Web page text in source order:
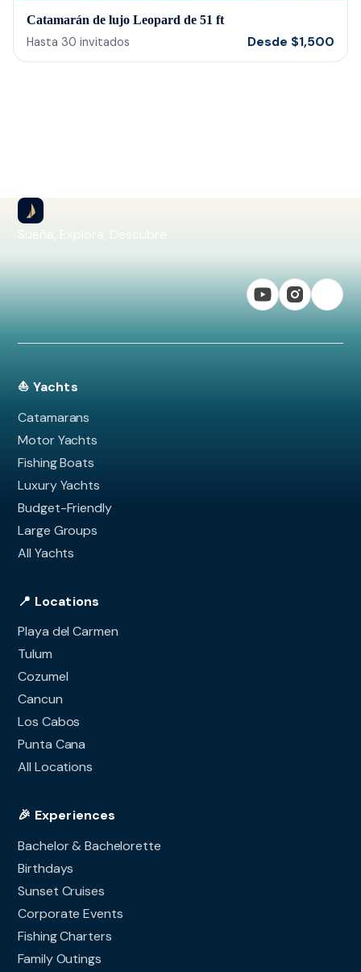
Catamarán de lujo Leopard de 51 ft
Hasta 30 invitados Desde $1,500
⛵ Yachts
Catamarans
Motor Yachts
Fishing Boats
Luxury Yachts
Budget-Friendly
Large Groups
All Yachts
📍 Locations
Playa del Carmen
Tulum
Cozumel
Cancun
Los Cabos
Punta Cana
All Locations
🎉 Experiences
Bachelor & Bachelorette
Birthdays
Sunset Cruises
Corporate Events
Fishing Charters
Family Outings